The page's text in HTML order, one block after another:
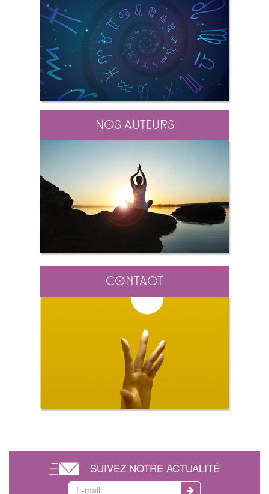
Nos auteurs
Contact
SUIVEZ NOTRE ACTUALITÉ